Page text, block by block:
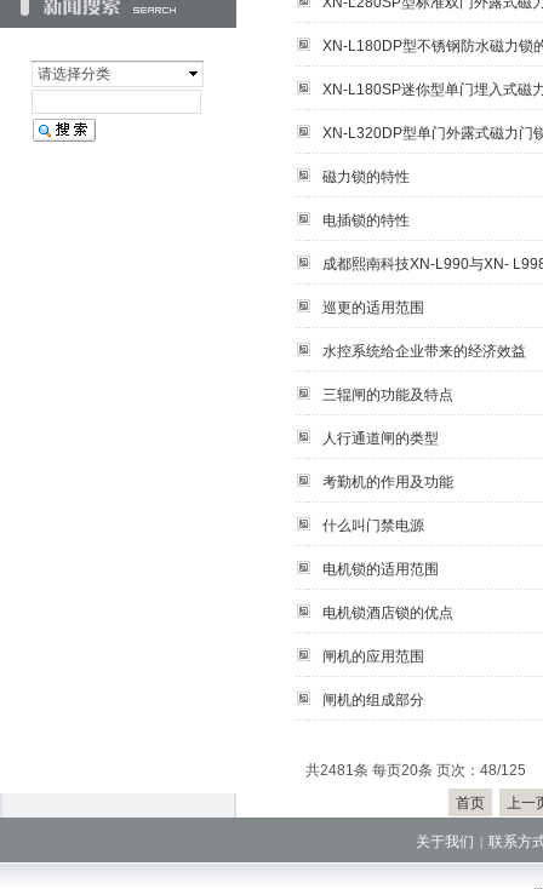
请选择分类
XN-L180DP型不锈钢防水磁力锁
XN-L180SP迷你型单门埋入式磁
XN-L320DP型单门外露式磁力门
磁力锁的特性
电插锁的特性
成都熙南科技XN-L990与XN-
巡更的适用范围
水控系统给企业带来的经济效益
三辊闸的功能及特点
人行通道闸的类型
考勤机的作用及功能
什么叫门禁电源
电机锁的适用范围
电机锁酒店锁的优点
闸机的应用范围
闸机的组成部分
共2481条 每页20条 页次：48/125
首页
上一
关于我们 | 联系方